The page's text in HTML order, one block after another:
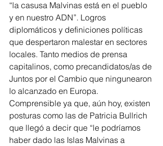
“la casusa Malvinas está en el pueblo
y en nuestro ADN”. Logros
diplomáticos y definiciones políticas
que despertaron malestar en sectores
locales. Tanto medios de prensa
capitalinos, como precandidatos/as de
Juntos por el Cambio que ningunearon
lo alcanzado en Europa.
Comprensible ya que, aún hoy, existen
posturas como las de Patricia Bullrich
que llegó a decir que “le podríamos
haber dado las Islas Malvinas a